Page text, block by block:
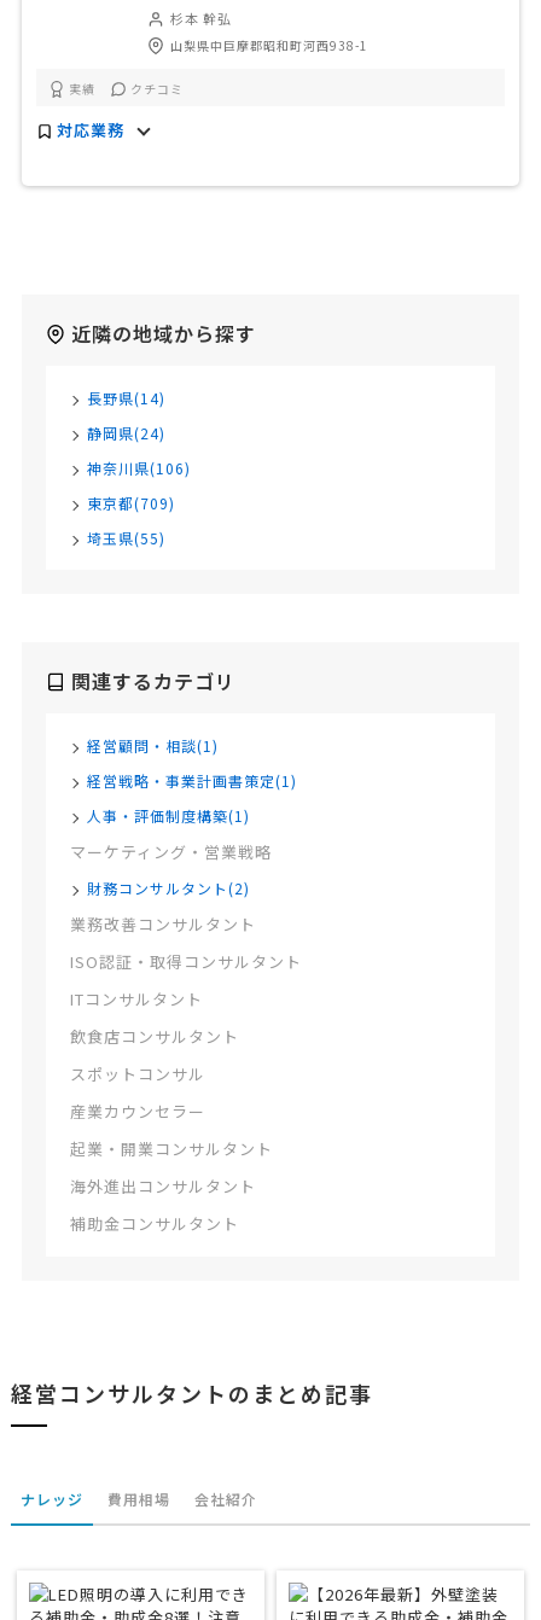
杉本 幹弘
山梨県中巨摩郡昭和町河西938-1
実績 クチコミ
対応業務
近隣の地域から探す
長野県(14)
静岡県(24)
神奈川県(106)
東京都(709)
埼玉県(55)
関連するカテゴリ
経営顧問・相談(1)
経営戦略・事業計画書策定(1)
人事・評価制度構築(1)
マーケティング・営業戦略
財務コンサルタント(2)
業務改善コンサルタント
ISO認証・取得コンサルタント
ITコンサルタント
飲食店コンサルタント
スポットコンサル
産業カウンセラー
起業・開業コンサルタント
海外進出コンサルタント
補助金コンサルタント
経営コンサルタントのまとめ記事
ナレッジ 費用相場 会社紹介